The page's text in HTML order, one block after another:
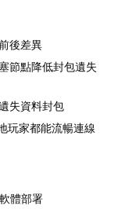
後差異
節點降低封包遺失
失資料封包
玩家都能流暢連線
體部署